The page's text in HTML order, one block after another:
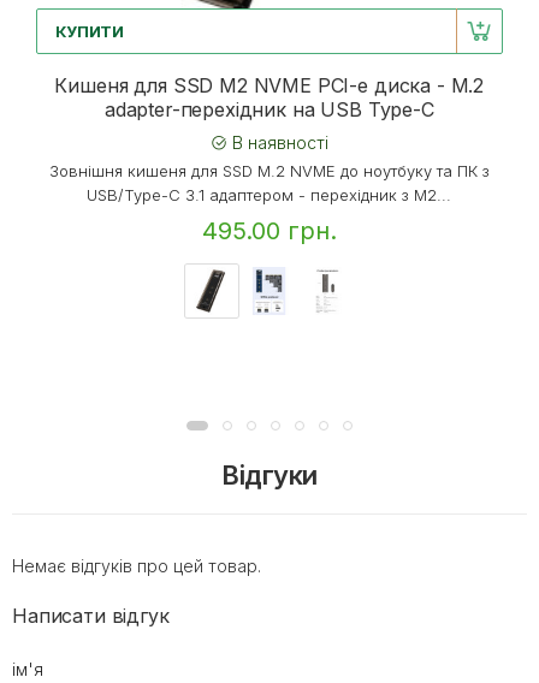
КУПИТИ
Кишеня для SSD M2 NVME PCI-e диска - M.2
adapter-перехідник на USB Type-C
В наявності
Зовнішня кишеня для SSD M.2 NVME до ноутбуку та ПК з
USB/Type-C 3.1 адаптером - перехідник з M2...
495.00 грн.
Відгуки
Немає відгуків про цей товар.
Написати відгук
ім'я